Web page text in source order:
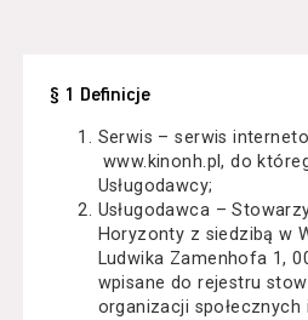
§ 1 Definicje
Serwis – serwis
www.kinonh.pl, do
Usługodawcy;
Usługodawca –
Horyzonty z siedzibą w
Ludwika Zamenhofa 1,
wpisane do rejestru
organizacji